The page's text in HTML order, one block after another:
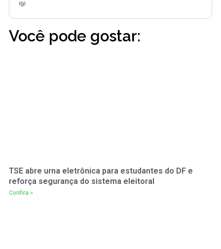
(9)
Você pode gostar:
TSE abre urna eletrônica para estudantes do DF e
reforça segurança do sistema eleitoral
Confira »